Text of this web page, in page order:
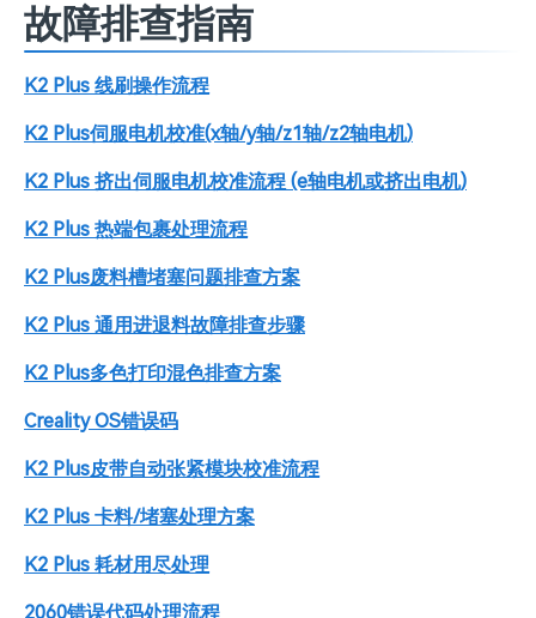
故障排查指南
K2 Plus 线刷操作流程
K2 Plus伺服电机校准(x轴/y轴/z1轴/z2轴电机)
K2 Plus 挤出伺服电机校准流程 (e轴电机或挤出电机)
K2 Plus 热端包裹处理流程
K2 Plus废料槽堵塞问题排查方案
K2 Plus 通用进退料故障排查步骤
K2 Plus多色打印混色排查方案
Creality OS错误码
K2 Plus皮带自动张紧模块校准流程
K2 Plus 卡料/堵塞处理方案
K2 Plus 耗材用尽处理
2060错误代码处理流程